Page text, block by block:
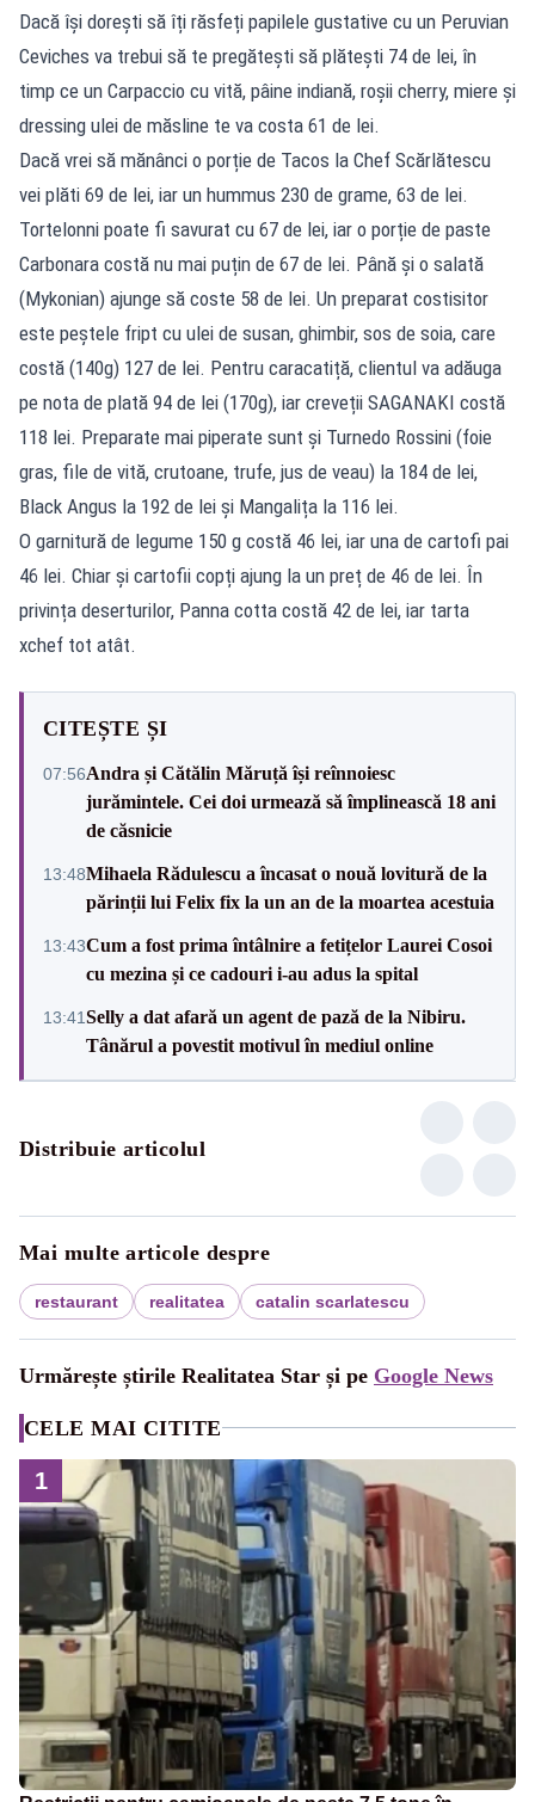
Dacă își dorești să îți răsfeți papilele gustative cu un Peruvian
Ceviches va trebui să te pregătești să plătești 74 de lei, în
timp ce un Carpaccio cu vită, pâine indiană, roșii cherry, miere și
dressing ulei de măsline te va costa 61 de lei.
Dacă vrei să mănânci o porție de Tacos la Chef Scărlătescu
vei plăti 69 de lei, iar un hummus 230 de grame, 63 de lei.
Tortelonni poate fi savurat cu 67 de lei, iar o porție de paste
Carbonara costă nu mai puțin de 67 de lei. Până și o salată
(Mykonian) ajunge să coste 58 de lei. Un preparat costisitor
este peștele fript cu ulei de susan, ghimbir, sos de soia, care
costă (140g) 127 de lei. Pentru caracatiță, clientul va adăuga
pe nota de plată 94 de lei (170g), iar creveții SAGANAKI costă
118 lei. Preparate mai piperate sunt și Turnedo Rossini (foie
gras, file de vită, crutoane, trufe, jus de veau) la 184 de lei,
Black Angus la 192 de lei și Mangalița la 116 lei.
O garnitură de legume 150 g costă 46 lei, iar una de cartofi pai
46 lei. Chiar și cartofii copți ajung la un preț de 46 de lei. În
privința deserturilor, Panna cotta costă 42 de lei, iar tarta
xchef tot atât.
CITEȘTE ȘI
07:56Andra și Cătălin Măruță își reînnoiesc
jurămintele. Cei doi urmează să împlinească 18 ani
de căsnicie
13:48Mihaela Rădulescu a încasat o nouă lovitură de la
părinții lui Felix fix la un an de la moartea acestuia
13:43Cum a fost prima întâlnire a fetițelor Laurei Cosoi
cu mezina și ce cadouri i-au adus la spital
13:41Selly a dat afară un agent de pază de la Nibiru.
Tânărul a povestit motivul în mediul online
Distribuie articolul
Mai multe articole despre
restaurant realitatea catalin scarlatescu
Urmărește știrile Realitatea Star și pe Google News
CELE MAI CITITE
1